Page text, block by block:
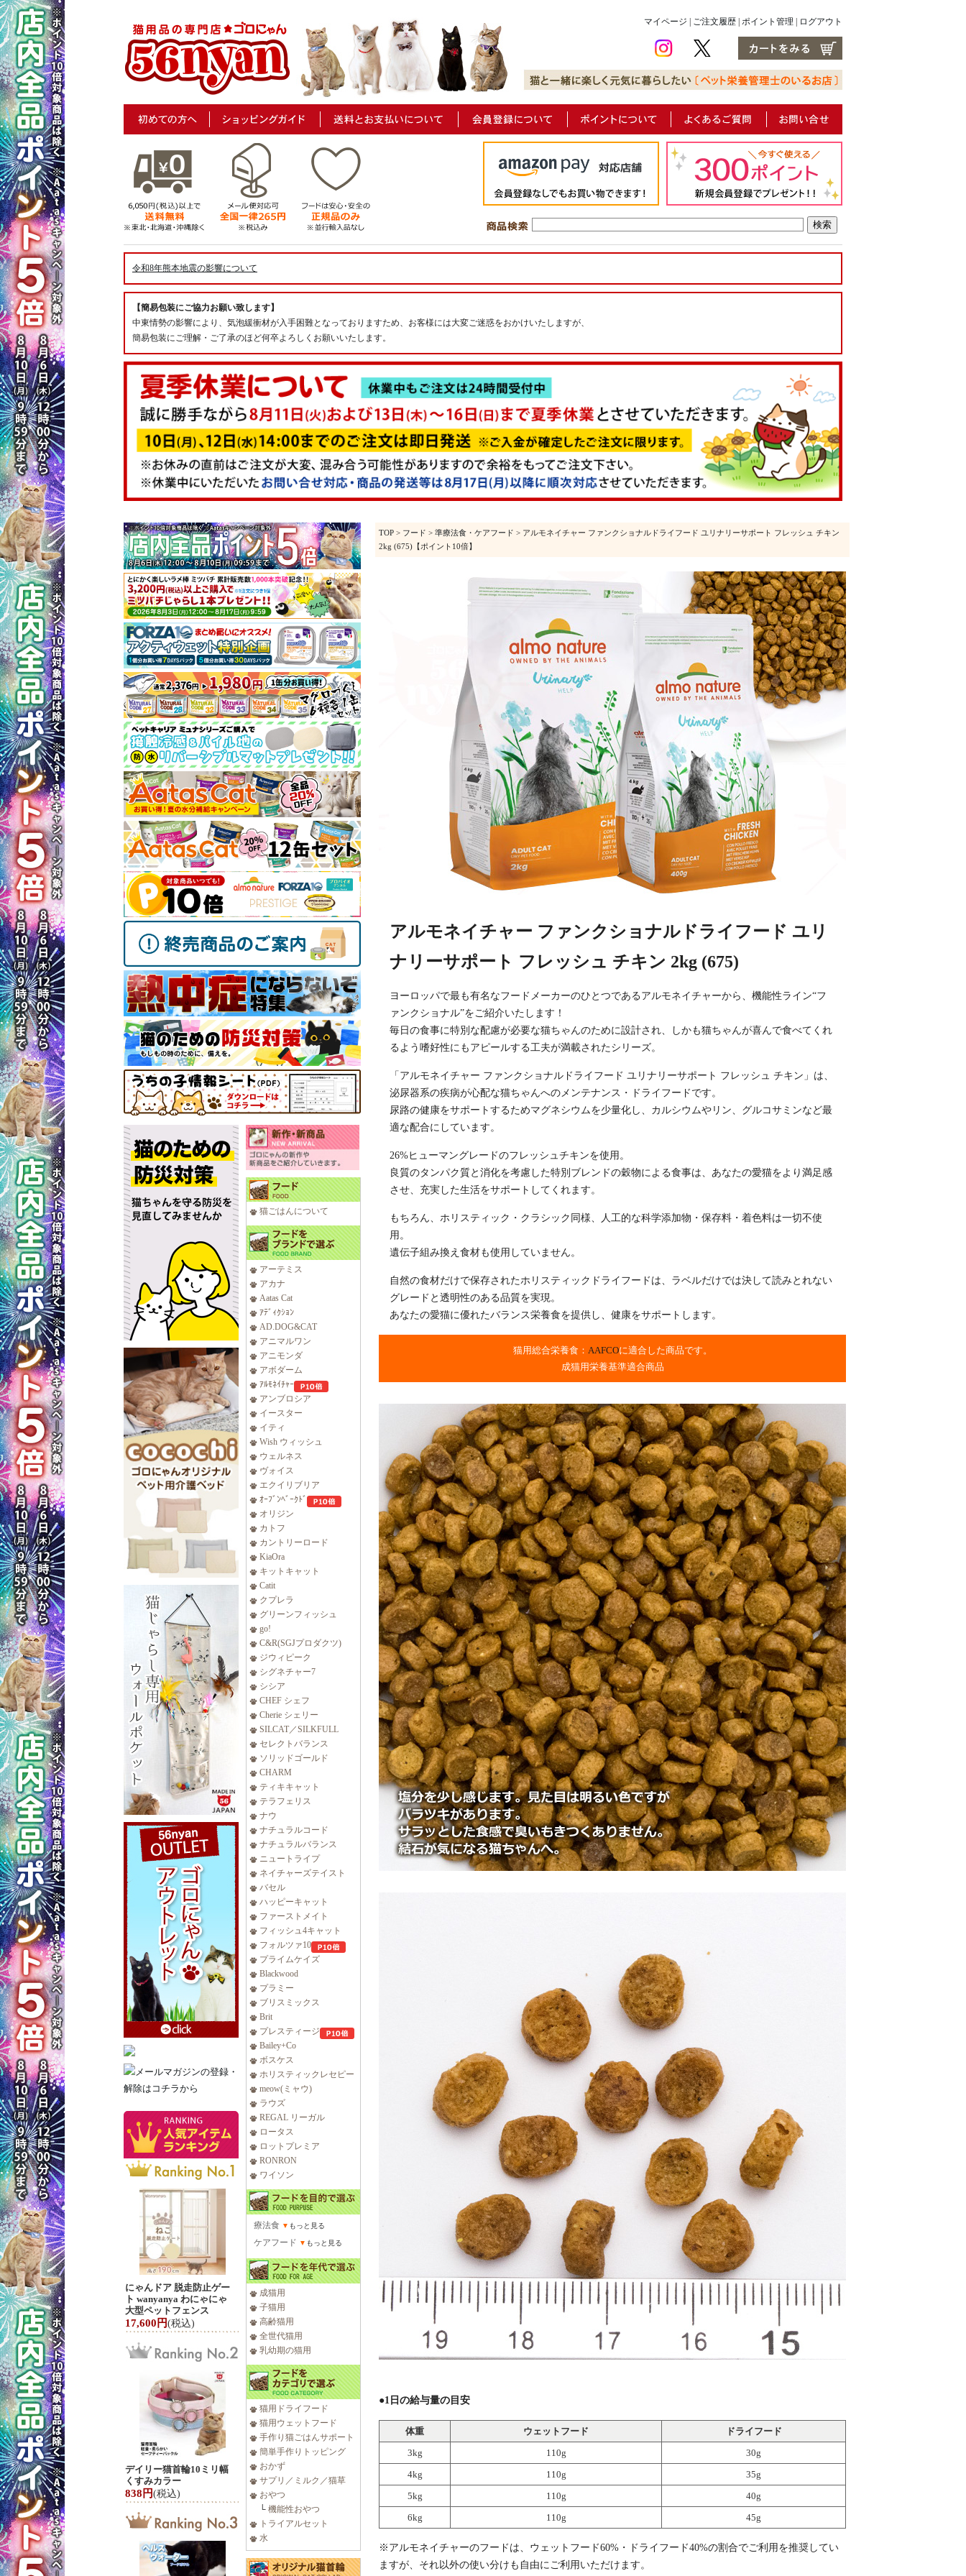
マイページ ご注文履歴 ポイント管理 ログアウト
令和8年熊本地震の影響について
【簡易包装にご協力お願い致します】
中東情勢の影響により、気泡緩衝材が入手困難となっておりますため、お客様には大変ご迷惑をおかけいたしますが、
簡易包装にご理解・ご了承のほど何卒よろしくお願いいたします。
にゃんドア 脱走防止ゲー
ト wanyanya わにゃにゃ
大型ペットフェンス
17,600円(税込)
デイリー猫首輪10ミリ幅
くすみカラー
838円(税込)
猫ごはんについて
アーテミス
アカナ
Aatas Cat
ｱﾃﾞｨｸｼｮﾝ
AD.DOG&CAT
アニマルワン
アニモンダ
アボダーム
ｱﾙﾓﾈｲﾁｬｰ
アンブロシア
イースター
イティ
Wish ウィッシュ
ウェルネス
ヴォイス
エクイリブリア
ｵｰﾌﾞﾝﾍﾞｰｸﾄﾞ
オリジン
カトフ
カントリーロード
KiaOra
キットキャット
Catit
クプレラ
グリーンフィッシュ
go!
C&R(SGJプロダクツ)
ジウィピーク
シグネチャー7
シシア
CHEF シェフ
Cherie シェリー
SILCAT／SILKFULL
セレクトバランス
ソリッドゴールド
CHARM
ティキキャット
テラフェリス
ナウ
ナチュラルコード
ナチュラルバランス
ニュートライプ
ネイチャーズテイスト
バセル
ハッピーキャット
ファーストメイト
フィッシュ4キャット
フォルツァ10
プライムケイズ
Blackwood
プラミー
ブリスミックス
Brit
プレスティージ
Bailey+Co
ボスケス
ホリスティックレセピー
meow(ミャウ)
ラウズ
REGAL リーガル
ロータス
ロットプレミア
RONRON
ワイソン
療法食 ▼ もっと見る
ケアフード ▼ もっと見る
成猫用
子猫用
高齢猫用
全世代猫用
乳幼期の猫用
猫用ドライフード
猫用ウェットフード
手作り猫ごはんサポート
簡単手作りトッピング
おかず
サプリ／ミルク／猫草
おやつ
└ 機能性おやつ
トライアルセット
水
TOP > フード > 準療法食・ケアフード > アルモネイチャー ファンクショナルドライフード ユリナリーサポート フレッシュ チキン
2kg (675)【ポイント10倍】
アルモネイチャー ファンクショナルドライフード ユリ
ナリーサポート フレッシュ チキン 2kg (675)
ヨーロッパで最も有名なフードメーカーのひとつであるアルモネイチャーから、機能性ライン“フ
ァンクショナル”をご紹介いたします！
毎日の食事に特別な配慮が必要な猫ちゃんのために設計され、しかも猫ちゃんが喜んで食べてくれ
るよう嗜好性にもアピールする工夫が満載されたシリーズ。
「アルモネイチャー ファンクショナルドライフード ユリナリーサポート フレッシュ チキン」は、
泌尿器系の疾病が心配な猫ちゃんへのメンテナンス・ドライフードです。
尿路の健康をサポートするためマグネシウムを少量化し、カルシウムやリン、グルコサミンなど最
適な配合にしています。
26%ヒューマングレードのフレッシュチキンを使用。
良質のタンパク質と消化を考慮した特別ブレンドの穀物による食事は、あなたの愛猫をより満足感
させ、充実した生活をサポートしてくれます。
もちろん、ホリスティック・クラシック同様、人工的な科学添加物・保存料・着色料は一切不使
用。
遺伝子組み換え食材も使用していません。
自然の食材だけで保存されたホリスティックドライフードは、ラベルだけでは決して読みとれない
グレードと透明性のある品質を実現。
あなたの愛猫に優れたバランス栄養食を提供し、健康をサポートします。
猫用総合栄養食： AAFCOに適合した商品です。
成猫用栄養基準適合商品
●1日の給与量の目安
体重 ウェットフード
ドライフード
3kg
110g
30g
4kg
110g
35g
5kg
110g
40g
6kg
110g 45g
※アルモネイチャーのフードは、ウェットフード60%・ドライフード40%の割合でご利用を推奨してい
ますが、それ以外の使い分けも自由にご利用いただけます。